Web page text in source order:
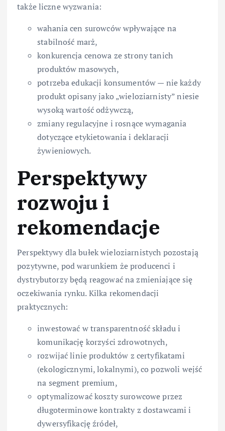
także liczne wyzwania:
wahania cen surowców wpływające na
stabilność marż,
konkurencja cenowa ze strony tanich
produktów masowych,
potrzeba edukacji konsumentów — nie każdy
produkt opisany jako „wieloziarnisty” niesie
wysoką wartość odżywczą,
zmiany regulacyjne i rosnące wymagania
dotyczące etykietowania i deklaracji
żywieniowych.
Perspektywy
rozwoju i
rekomendacje
Perspektywy dla bułek wieloziarnistych pozostają
pozytywne, pod warunkiem że producenci i
dystrybutorzy będą reagować na zmieniające się
oczekiwania rynku. Kilka rekomendacji
praktycznych:
inwestować w transparentność składu i
komunikację korzyści zdrowotnych,
rozwijać linie produktów z certyfikatami
(ekologicznymi, lokalnymi), co pozwoli wejść
na segment premium,
optymalizować koszty surowcowe przez
długoterminowe kontrakty z dostawcami i
dywersyfikację źródeł,